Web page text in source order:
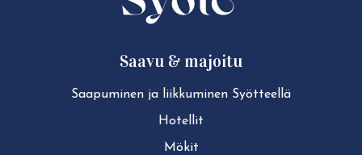
Saavu & majoitu
Saapuminen ja liikkuminen Syötteellä
Hotellit
Mökit